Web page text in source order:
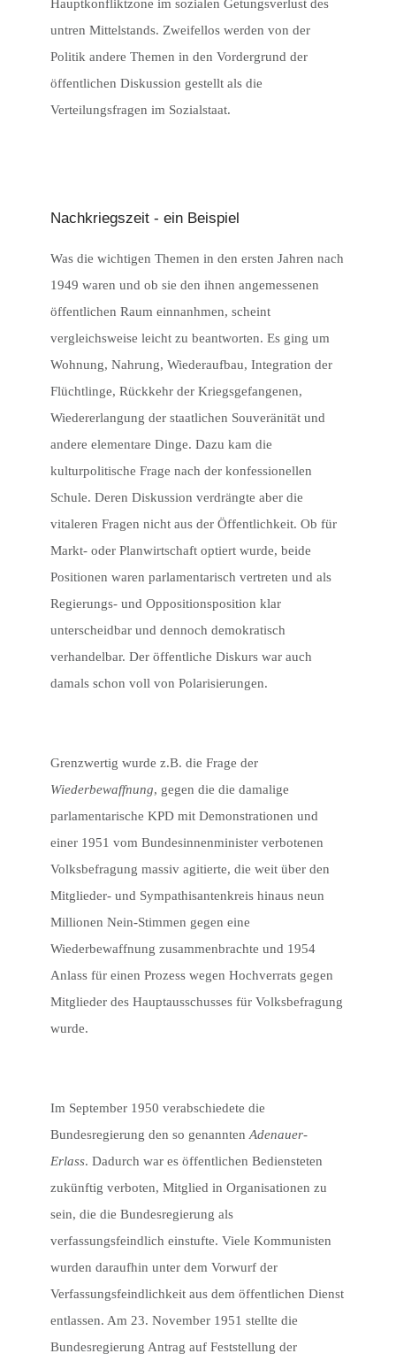
Hauptkonfliktzone im sozialen Getungsverlust des
untren Mittelstands. Zweifellos werden von der
Politik andere Themen in den Vordergrund der
öffentlichen Diskussion gestellt als die
Verteilungsfragen im Sozialstaat.
Nachkriegszeit - ein Beispiel
Was die wichtigen Themen in den ersten Jahren nach
1949 waren und ob sie den ihnen angemessenen
öffentlichen Raum einnanhmen, scheint
vergleichsweise leicht zu beantworten. Es ging um
Wohnung, Nahrung, Wiederaufbau, Integration der
Flüchtlinge, Rückkehr der Kriegsgefangenen,
Wiedererlangung der staatlichen Souveränität und
andere elementare Dinge. Dazu kam die
kulturpolitische Frage nach der konfessionellen
Schule. Deren Diskussion verdrängte aber die
vitaleren Fragen nicht aus der Öffentlichkeit. Ob für
Markt- oder Planwirtschaft optiert wurde, beide
Positionen waren parlamentarisch vertreten und als
Regierungs- und Oppositionsposition klar
unterscheidbar und dennoch demokratisch
verhandelbar. Der öffentliche Diskurs war auch
damals schon voll von Polarisierungen.
Grenzwertig wurde z.B. die Frage der
Wiederbewaffnung, gegen die die damalige
parlamentarische KPD mit Demonstrationen und
einer 1951 vom Bundesinnenminister verbotenen
Volksbefragung massiv agitierte, die weit über den
Mitglieder- und Sympathisantenkreis hinaus neun
Millionen Nein-Stimmen gegen eine
Wiederbewaffnung zusammenbrachte und 1954
Anlass für einen Prozess wegen Hochverrats gegen
Mitglieder des Hauptausschusses für Volksbefragung
wurde.
Im September 1950 verabschiedete die
Bundesregierung den so genanntenAdenauer-
Erlass. Dadurch war es öffentlichen Bediensteten
zukünftig verboten, Mitglied in Organisationen zu
sein, die die Bundesregierung als
verfassungsfeindlich einstufte. Viele Kommunisten
wurden daraufhin unter dem Vorwurf der
Verfassungsfeindlichkeit aus dem öffentlichen Dienst
entlassen. Am 23. November 1951 stellte die
Bundesregierung Antrag auf Feststellung der